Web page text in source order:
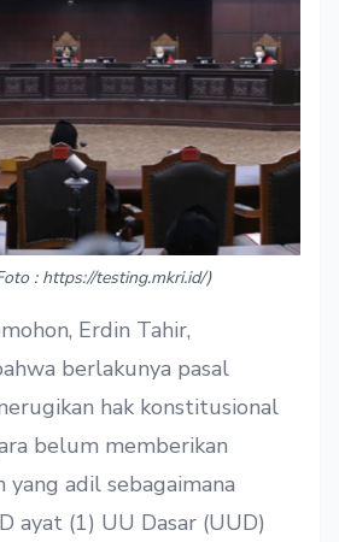
: https://testing.mkri.id/)
Erdin Tahir,
berlakunya pasal
hak konstitusional
belum memberikan
yang adil sebagaimana
ayat (1) UU Dasar (UUD)